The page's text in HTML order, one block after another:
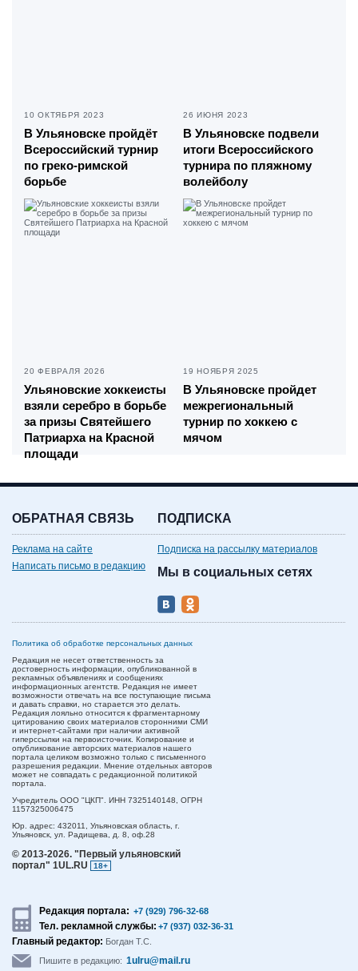
10 ОКТЯБРЯ 2023
В Ульяновске пройдёт
Всероссийский турнир
по греко-римской
борьбе
26 ИЮНЯ 2023
В Ульяновске подвели
итоги Всероссийского
турнира по пляжному
волейболу
20 ФЕВРАЛЯ 2026
Ульяновские хоккеисты
взяли серебро в борьбе
за призы Святейшего
Патриарха на Красной
площади
19 НОЯБРЯ 2025
В Ульяновске пройдет
межрегиональный
турнир по хоккею с
мячом
ОБРАТНАЯ СВЯЗЬ
Реклама на сайте
Написать письмо в редакцию
ПОДПИСКА
Подписка на рассылку материалов
Мы в социальных сетях
Политика об обработке персональных данных
Редакция не несет ответственность за
достоверность информации, опубликованной в
рекламных объявлениях и сообщениях
информационных агентств. Редакция не имеет
возможности отвечать на все поступающие письма
и давать справки, но старается это делать.
Редакция лояльно относится к фрагментарному
цитированию своих материалов сторонними СМИ
и интернет-сайтами при наличии активной
гиперссылки на первоисточник. Копирование и
опубликование авторских материалов нашего
портала целиком возможно только с письменного
разрешения редакции. Мнение отдельных авторов
может не совпадать с редакционной политикой
портала.
Учредитель ООО "ЦКП". ИНН 7325140148, ОГРН
1157325006475
Юр. адрес: 432011, Ульяновская область, г.
Ульяновск, ул. Радищева, д. 8, оф.28
© 2013-2026. "Первый ульяновский
портал" 1UL.RU
18+
Редакция портала: +7 (929) 796-32-68
Тел. рекламной службы: +7 (937) 032-36-31
Главный редактор: Богдан Т.С.
Пишите в редакцию: 1ulru@mail.ru